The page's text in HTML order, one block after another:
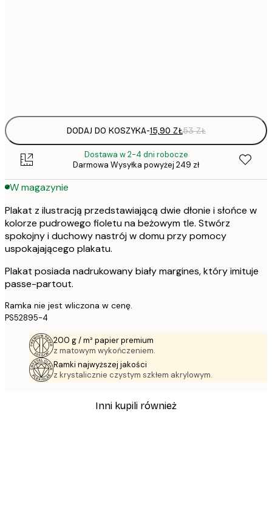
DODAJ DO KOSZYKA-15,90 ZŁ53 ZŁ
Dostawa w 2-4 dni robocze
Darmowa Wysyłka powyżej 249 zł
W magazynie
Plakat z ilustracją przedstawiającą dwie dłonie i słońce w
kolorze pudrowego fioletu na beżowym tle. Stwórz
spokojny i duchowy nastrój w domu przy pomocy
uspokajającego plakatu.
Plakat posiada nadrukowany biały margines, który imituje
passe-partout.
Ramka nie jest wliczona w cenę.
PS52895-4
200 g / m² papier premium
z matowym wykończeniem.
Ramki najwyższej jakości
z krystalicznie czystym szkłem akrylowym.
Inni kupili również